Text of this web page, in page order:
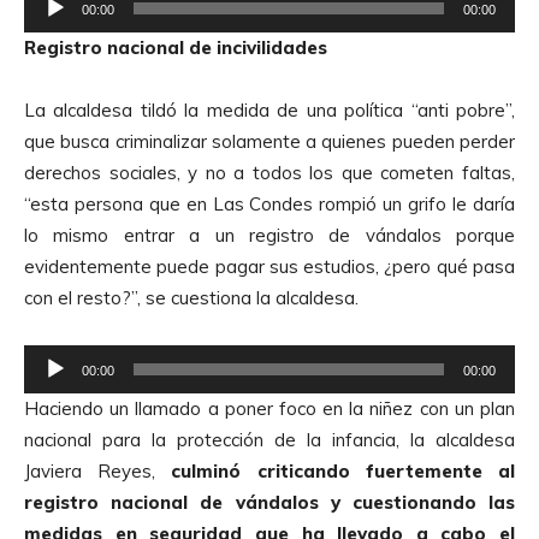
o
d
e
A
u
d
i
o
e
p
o
d
u
t
o
r
d
A
u
d
i
o
00:00 00:00
Registro nacional de incivilidades
La alcaldesa tildó la medida de una política “anti pobre”,
que busca criminalizar solamente a quienes pueden perder
derechos sociales, y no a todos los que cometen faltas,
“esta persona que en Las Condes rompió un grifo le daría
lo mismo entrar a un registro de vándalos porque
evidentemente puede pagar sus estudios, ¿pero qué pasa
con el resto?”, se cuestiona la alcaldesa.
e
p
r
o
d
00:00 00:00
Haciendo un llamado a poner foco en la niñez con un plan
nacional para la protección de la infancia, la alcaldesa
Javiera Reyes, culminó criticando fuertemente al
registro nacional de vándalos y cuestionando las
medidas en seguridad que ha llevado a cabo el